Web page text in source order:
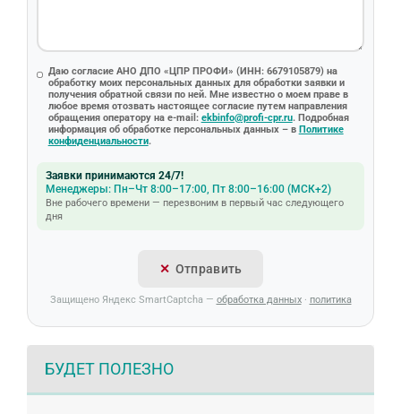
Даю согласие АНО ДПО «ЦПР ПРОФИ» (ИНН: 6679105879) на
обработку моих персональных данных для обработки заявки и
получения обратной связи по ней. Мне известно о моем праве в
любое время отозвать настоящее согласие путем направления
обращения оператору на e-mail: ekbinfo@profi-cpr.ru. Подробная
информация об обработке персональных данных – в Политике
конфиденциальности.
Заявки принимаются 24/7!
Менеджеры: Пн–Чт 8:00–17:00, Пт 8:00–16:00 (МСК+2)
Вне рабочего времени — перезвоним в первый час следующего
дня
Отправить
Защищено Яндекс SmartCaptcha — обработка данных· политика
БУДЕТ ПОЛЕЗНО